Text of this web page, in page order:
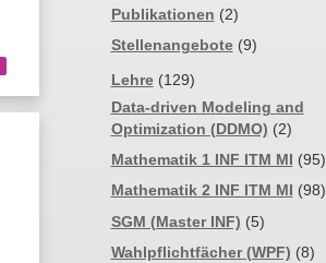
Publikationen (2)
Stellenangebote(9)
Lehre(129)
Data-driven Modeling and
Optimization (DDMO) (2)
Mathematik 1 INF ITM MI (95)
Mathematik 2 INF ITM MI (98)
SGM (Master INF) (5)
Wahlpflichtfächer (WPF) (8)